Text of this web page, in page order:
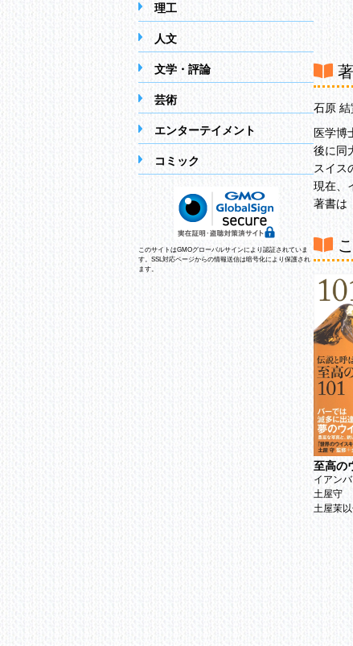
理工
人文
文学・評論
芸術
エンターテイメント
コミック
このサイトはGMOグローバルサインにより認証されていま
す。SSL対応ページからの情報送信は暗号化により保護され
ます。
下半
汗が出
「決
男にと
筋力と
陽性
疲れた
病気に
モテた
女性の
第2章
今こ
人は
空腹
水分も
効果が
石原
第3章
現代
低体
低体
バッチ
第4章
どうし
テス
男性
石原 結
医学博
後に同
スイス
現在、
著書は
至高の
イアン
土屋守
土屋茉